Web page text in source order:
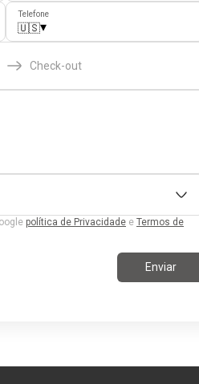
Telefone
🇺🇸▾
Check-out
política de Privacidade e Termos de
Enviar